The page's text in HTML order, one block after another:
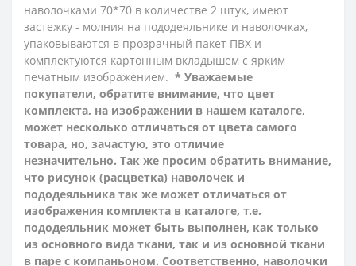
наволочками 70*70 в количестве 2 штук, имеют
застежку - молния на пододеяльнике и наволочках,
упаковываются в прозрачный пакет ПВХ и
комплектуются картонным вкладышем с ярким
печатным изображением. * Уважаемые
покупатели, обратите внимание, что цвет
комплекта, на изображении в нашем каталоге,
может несколько отличаться от цвета самого
товара, но, зачастую, это отличие
незначительно. Так же просим обратить внимание,
что рисунок (расцветка) наволочек и
пододеяльника так же может отличаться от
изображения комплекта в каталоге, т.е.
пододеяльник может быть выполнен, как только
из основного вида ткани, так и из основной ткани
в паре с компаньоном. Соответственно, наволочки